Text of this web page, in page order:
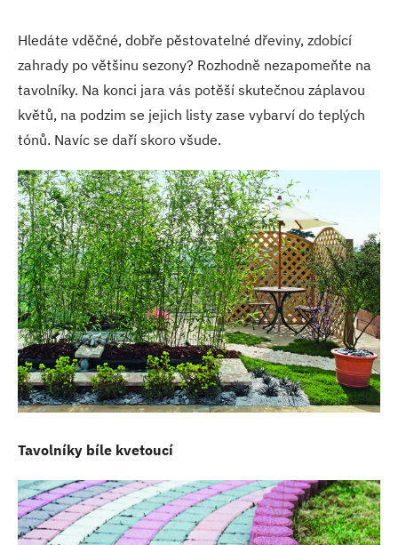
Hledáte vděčné, dobře pěstovatelné dřeviny, zdobící
zahrady po většinu sezony? Rozhodně nezapomeňte na
tavolníky. Na konci jara vás potěší skutečnou záplavou
květů, na podzim se jejich listy zase vybarví do teplých
tónů. Navíc se daří skoro všude.
Tavolníky bíle kvetoucí